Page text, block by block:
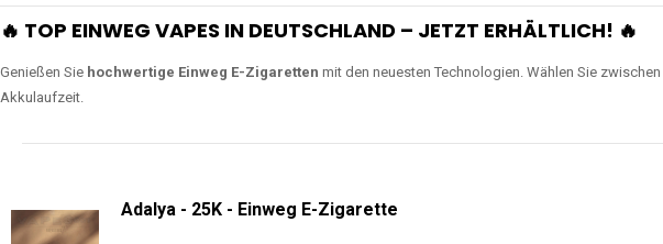
🔥 TOP EINWEG VAPES IN DEUTSCHLAND – JETZT ERHÄLTLICH! 🔥
Genießen Sie hochwertige Einweg E-Zigaretten mit den neuesten Technologien. Wählen Sie zwischen
Akkulaufzeit.
Adalya - 25K - Einweg E-Zigarette